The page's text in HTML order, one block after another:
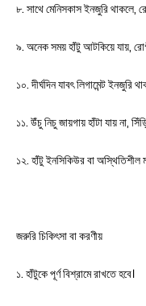
৮. সাথে মেনিসকাস ইনজুরি থাকলে,
৯. অনেক সময় হাঁটু আটকিয়ে যায়,
১০. দীর্ঘদিন যাবৎ লিগামেন্ট ইনজুরি
১১. উঁচু নিচু জায়গায় হাঁটা যায় না,
১২. হাঁটু ইনসিকিউর বা অস্থিতিশীল
জরুরি চিকিৎসা বা করণীয়
১. হাঁটুকে পূর্ণ বিশ্রামে রাখতে হবে।